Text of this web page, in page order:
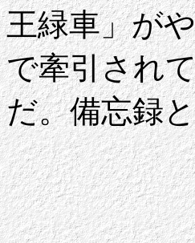
王緑車」が
で牽引され
だ。備忘録